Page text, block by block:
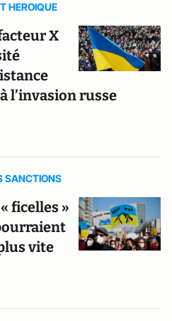
HEROIQUE
X
l’invasion russe
SANCTIONS
ficelles »
vite